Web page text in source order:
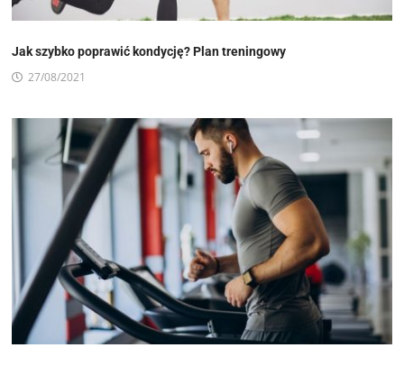
Jak szybko poprawić kondycję? Plan treningowy
27/08/2021